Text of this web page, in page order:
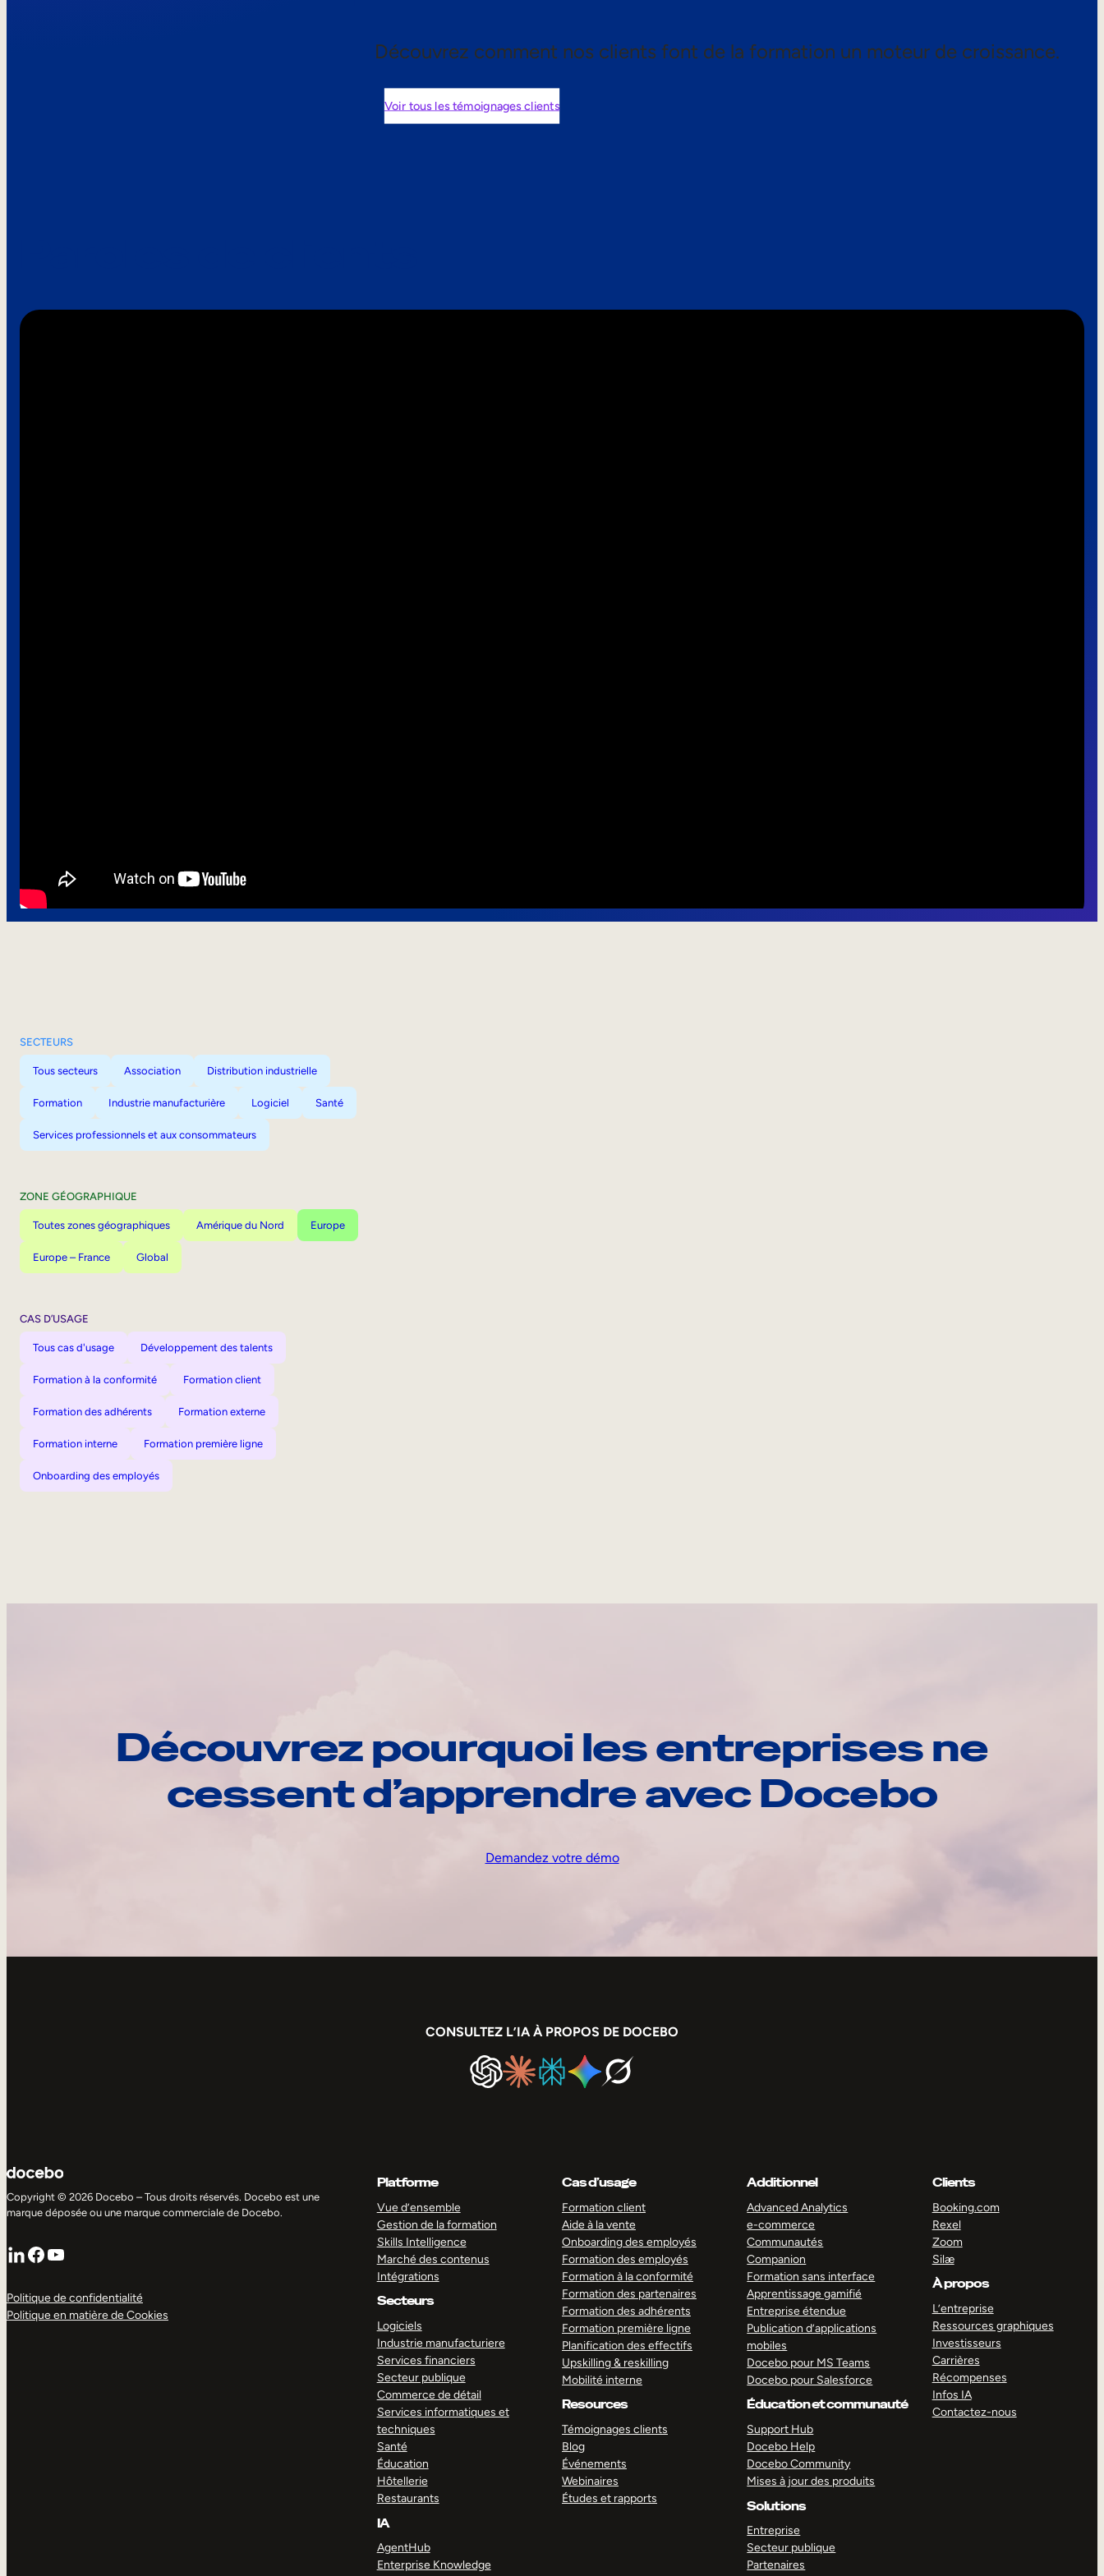
Découvrez comment nos clients font de la formation un moteur de croissance.
Voir tous les témoignages clients
SECTEURS
Tous secteurs Association Distribution industrielle
Formation Industrie manufacturière Logiciel Santé
Services professionnels et aux consommateurs
ZONE GÉOGRAPHIQUE
Toutes zones géographiques Amérique du Nord Europe
Europe – France Global
CAS D’USAGE
Tous cas d'usage Développement des talents
Formation à la conformité Formation client
Formation des adhérents Formation externe
Formation interne Formation première ligne
Onboarding des employés
Découvrez pourquoi les entreprises ne
cessent d’apprendre avec Docebo
Demandez votre démo
CONSULTEZ L’IA À PROPOS DE DOCEBO
Copyright © 2026 Docebo – Tous droits réservés. Docebo est une
marque déposée ou une marque commerciale de Docebo.
LinkedIn
Facebook
YouTube
Politique de confidentialité
Politique en matière de Cookies
Platforme
Vue d’ensemble
Gestion de la formation
Skills Intelligence
Marché des contenus
Intégrations
Secteurs
Logiciels
Industrie manufacturiere
Services financiers
Secteur publique
Commerce de détail
Services informatiques et
techniques
Santé
Éducation
Hôtellerie
Restaurants
IA
AgentHub
Enterprise Knowledge
Cas d’usage
Formation client
Aide à la vente
Onboarding des employés
Formation des employés
Formation à la conformité
Formation des partenaires
Formation des adhérents
Formation première ligne
Planification des effectifs
Upskilling & reskilling
Mobilité interne
Resources
Témoignages clients
Blog
Événements
Webinaires
Études et rapports
Additionnel
Advanced Analytics
e-commerce
Communautés
Companion
Formation sans interface
Apprentissage gamifié
Entreprise étendue
Publication d’applications
mobiles
Docebo pour MS Teams
Docebo pour Salesforce
Éducation et communauté
Support Hub
Docebo Help
Docebo Community
Mises à jour des produits
Solutions
Entreprise
Secteur publique
Partenaires
Clients
Booking.com
Rexel
Zoom
Silæ
À propos
L’entreprise
Ressources graphiques
Investisseurs
Carrières
Récompenses
Infos IA
Contactez-nous